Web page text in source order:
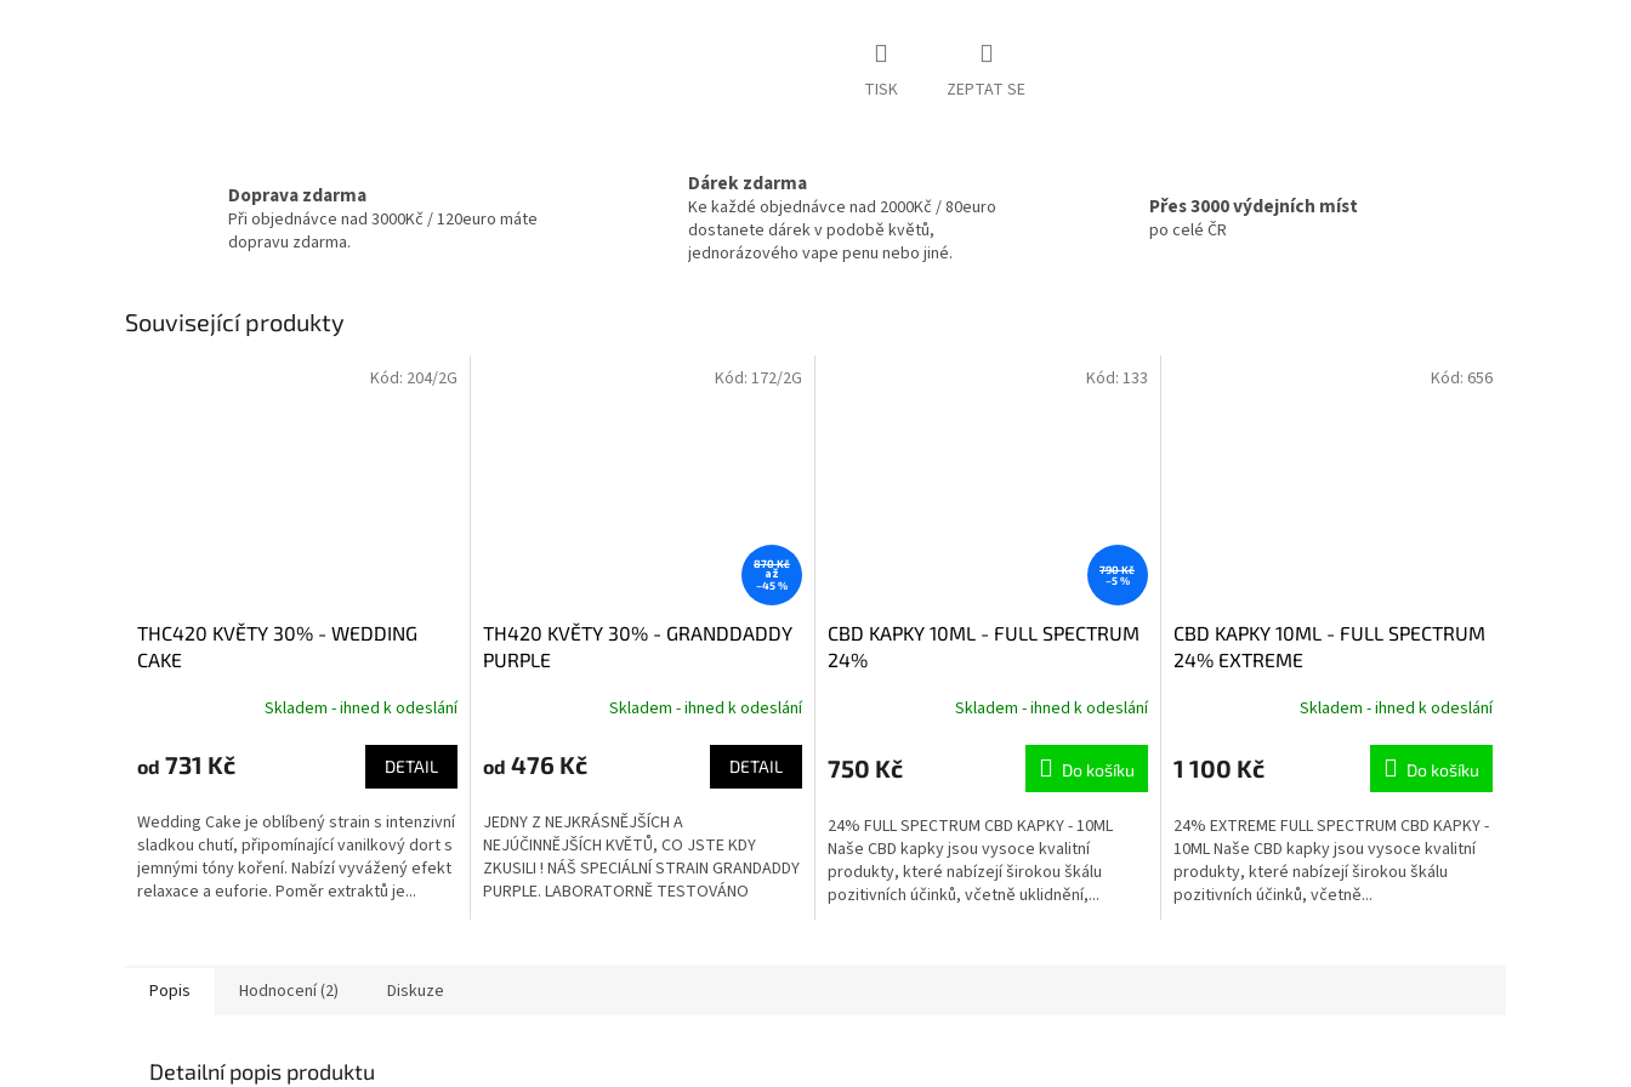
TISK ZEPTAT SE
Doprava zdarma
Při objednávce nad 3000Kč / 120euro máte
dopravu zdarma.
Dárek zdarma
Ke každé objednávce nad 2000Kč / 80euro
dostanete dárek v podobě květů,
jednorázového vape penu nebo jiné.
Přes 3000 výdejních míst
po celé ČR
Související produkty
THC420 KVĚTY 30% - WEDDING
CAKE
Skladem - ihned k odeslání
od 731 Kč DETAIL
Wedding Cake je oblíbený strain s intenzivní
sladkou chutí, připomínající vanilkový dort s
jemnými tóny koření. Nabízí vyvážený efekt
relaxace a euforie. Poměr extraktů je...
Kód: 204/2G
870 Kč
až
–45 %
TH420 KVĚTY 30% - GRANDDADDY
PURPLE
Skladem - ihned k odeslání
od 476 Kč DETAIL
JEDNY Z NEJKRÁSNĚJŠÍCH A
NEJÚČINNĚJŠÍCH KVĚTŮ, CO JSTE KDY
ZKUSILI ! NÁŠ SPECIÁLNÍ STRAIN GRANDADDY
PURPLE. LABORATORNĚ TESTOVÁNO
Kód: 172/2G
790 Kč
–5 %
CBD KAPKY 10ML - FULL SPECTRUM
24%
Skladem - ihned k odeslání
750 Kč Do košíku
24% FULL SPECTRUM CBD KAPKY - 10ML
Naše CBD kapky jsou vysoce kvalitní
produkty, které nabízejí širokou škálu
pozitivních účinků, včetně uklidnění,...
Kód: 133
CBD KAPKY 10ML - FULL SPECTRUM
24% EXTREME
Skladem - ihned k odeslání
1 100 Kč Do košíku
24% EXTREME FULL SPECTRUM CBD KAPKY -
10ML Naše CBD kapky jsou vysoce kvalitní
produkty, které nabízejí širokou škálu
pozitivních účinků, včetně...
Kód: 656
Popis Hodnocení (2) Diskuze
Detailní popis produktu